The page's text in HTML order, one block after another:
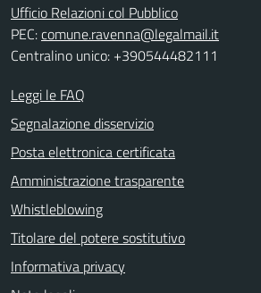
Ufficio Relazioni col Pubblico
PEC:comune.ravenna@legalmail.it
Centralino unico: +390544482111
Leggi le FAQ
Segnalazione disservizio
Posta elettronica certificata
Amministrazione trasparente
Whistleblowing
Titolare del potere sostitutivo
Informativa privacy